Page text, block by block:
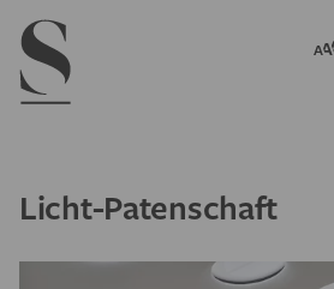
Navigation menu
Licht-Patenschaft